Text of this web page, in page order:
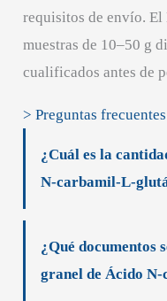
requisitos de envío. El
muestras de 10–50 g
cualificados antes de
> Preguntas frecuentes
¿Cuál es la
N-carbamil-L-
¿Qué documentos
granel de Ácido